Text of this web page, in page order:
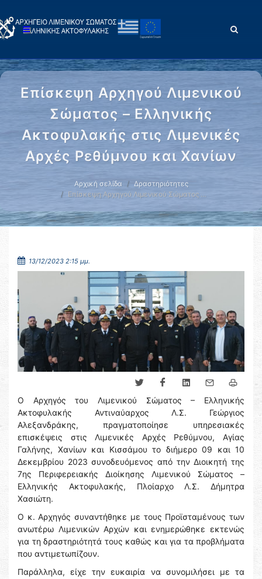
Επίσκεψη Αρχηγού Λιμενικού
Σώματος – Ελληνικής
Ακτοφυλακής στις Λιμενικές
Αρχές Ρεθύμνου και Χανίων
Αρχική σελίδα
Δραστηριότητες
Επίσκεψη Αρχηγού Λιμενικού Σώματος …
13/12/2023 2:15 μμ.
Ο Αρχηγός του Λιμενικού Σώματος – Ελληνικής
Ακτοφυλακής Αντιναύαρχος Λ.Σ. Γεώργιος
Αλεξανδράκης, πραγματοποίησε υπηρεσιακές
επισκέψεις στις Λιμενικές Αρχές Ρεθύμνου, Αγίας
Γαλήνης, Χανίων και Κισσάμου το διήμερο 09 και 10
Δεκεμβρίου 2023 συνοδευόμενος από την Διοικητή της
7ης Περιφερειακής Διοίκησης Λιμενικού Σώματος –
Ελληνικής Ακτοφυλακής, Πλοίαρχο Λ.Σ. Δήμητρα
Χασιώτη.
Ο κ. Αρχηγός συναντήθηκε με τους Προϊσταμένους των
ανωτέρω Λιμενικών Αρχών και ενημερώθηκε εκτενώς
για τη δραστηριότητά τους καθώς και για τα προβλήματα
που αντιμετωπίζουν.
Παράλληλα, είχε την ευκαιρία να συνομιλήσει με τα